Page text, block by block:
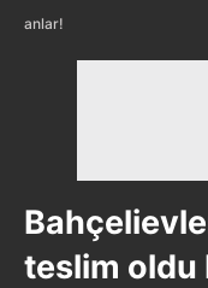
anlar!
teslim oldu